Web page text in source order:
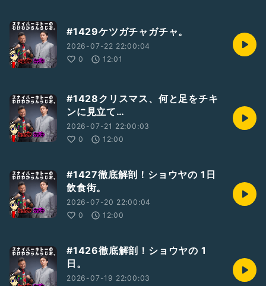
#1429ケツガチャガチャ。
2026-07-22 22:00:04
0
12:01
#1428クリスマス、何と足をチキ
ンに見立て…
2026-07-21 22:00:03
0
12:00
#1427徹底解剖！ショウヤの 1日
飲食街。
2026-07-20 22:00:04
0
12:00
#1426徹底解剖！ショウヤの 1
日。
2026-07-19 22:00:03